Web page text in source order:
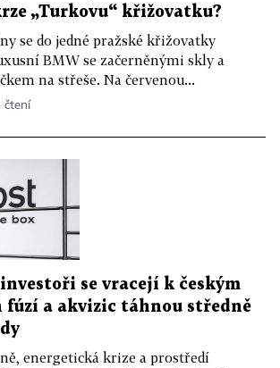
„Turkovu“ křižovatku?
se do jedné pražské křižovatky
BMW se začerněnými skly a
na střeše. Na červenou...
čtení
se vracejí k českým
fúzí a akvizic táhnou středně
energetická krize a prostředí